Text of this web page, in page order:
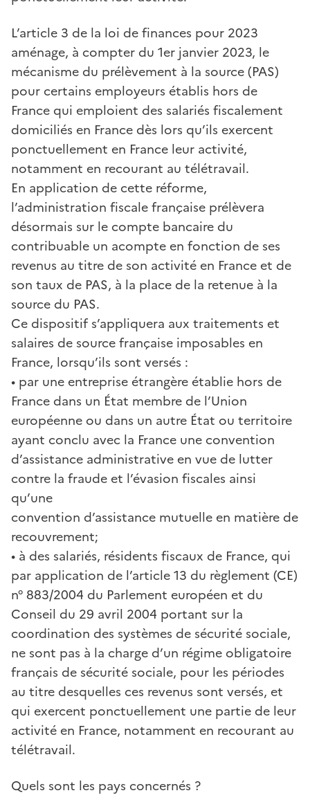
L’article 3 de la loi de finances pour 2023
aménage, à compter du 1er janvier 2023, le
mécanisme du prélèvement à la source (PAS)
pour certains employeurs établis hors de
France qui emploient des salariés fiscalement
domiciliés en France dès lors qu’ils exercent
ponctuellement en France leur activité,
notamment en recourant au télétravail.
En application de cette réforme,
l’administration fiscale française prélèvera
désormais sur le compte bancaire du
contribuable un acompte en fonction de ses
revenus au titre de son activité en France et de
son taux de PAS, à la place de la retenue à la
source du PAS.
Ce dispositif s’appliquera aux traitements et
salaires de source française imposables en
France, lorsqu’ils sont versés :
• par une entreprise étrangère établie hors de
France dans un État membre de l’Union
européenne ou dans un autre État ou territoire
ayant conclu avec la France une convention
d’assistance administrative en vue de lutter
contre la fraude et l’évasion fiscales ainsi
qu’une
convention d’assistance mutuelle en matière de
recouvrement;
• à des salariés, résidents fiscaux de France, qui
par application de l’article 13 du règlement (CE)
n° 883/2004 du Parlement européen et du
Conseil du 29 avril 2004 portant sur la
coordination des systèmes de sécurité sociale,
ne sont pas à la charge d’un régime obligatoire
français de sécurité sociale, pour les périodes
au titre desquelles ces revenus sont versés, et
qui exercent ponctuellement une partie de leur
activité en France, notamment en recourant au
télétravail.
Quels sont les pays concernés ?